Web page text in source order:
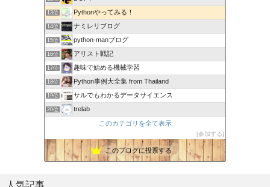
13位 Pythonやってみる！
14位 ナミレリブログ
15位 python-manブログ
16位 アリスト戦記
17位 趣味で始める機械学習
18位 Python事例大全集 from Thailand
19位 サルでもわかるデータサイエンス
20位 trelab
このカテゴリを全て表示
参加する
このブログに投票する